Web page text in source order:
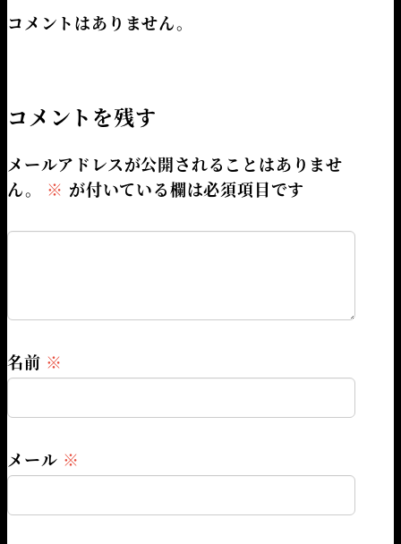
コメントはありません。
コメントを残す
メールアドレスが公開されることはありませ
ん。
※ が付いている欄は必須項目です
名前 ※
メール ※